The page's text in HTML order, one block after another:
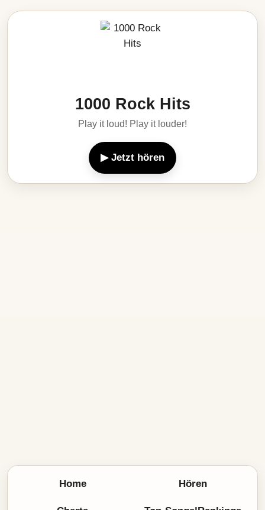
1000 Rock Hits
Play it loud! Play it louder!
▶ Jetzt hören
Home Hören